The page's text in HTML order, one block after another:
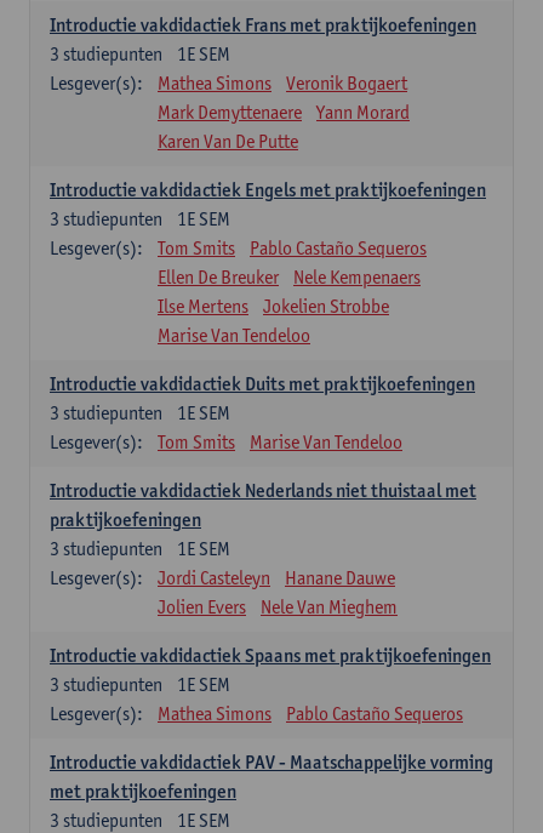
Introductie vakdidactiek Frans met praktijkoefeningen
1E SEM
3 studiepunten
Lesgever(s):
Mathea Simons
Veronik Bogaert
Mark Demyttenaere
Yann Morard
Karen Van De Putte
Introductie vakdidactiek Engels met praktijkoefeningen
1E SEM
3 studiepunten
Lesgever(s):
Tom Smits
Pablo Castaño Sequeros
Ellen De Breuker
Nele Kempenaers
Ilse Mertens
Jokelien Strobbe
Marise Van Tendeloo
Introductie vakdidactiek Duits met praktijkoefeningen
1E SEM
3 studiepunten
Lesgever(s):
Tom Smits Marise Van Tendeloo
Introductie vakdidactiek Nederlands niet thuistaal met
praktijkoefeningen
1E SEM
3 studiepunten
Lesgever(s):
Jordi Casteleyn
Hanane Dauwe
Jolien Evers
Nele Van Mieghem
Introductie vakdidactiek Spaans met praktijkoefeningen
1E SEM
3 studiepunten
Lesgever(s):
Mathea Simons Pablo Castaño Sequeros
Introductie vakdidactiek PAV - Maatschappelijke vorming
met praktijkoefeningen
1E SEM
3 studiepunten